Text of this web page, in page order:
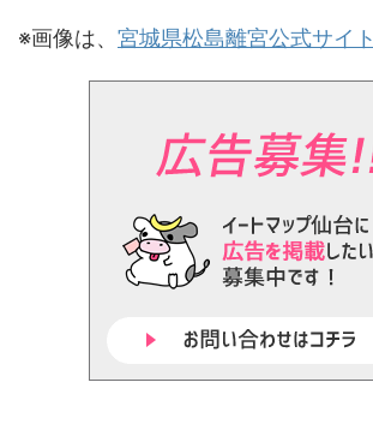
※画像は、 宮城県松島離宮公式サイト